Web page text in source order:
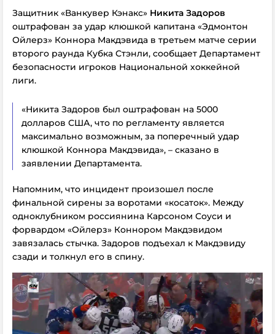
Защитник «Ванкувер Кэнакс» Никита Задоров
оштрафован за удар клюшкой капитана «Эдмонтон
Ойлерз» Коннора Макдэвида в третьем матче серии
второго раунда Кубка Стэнли, cообщает Департамент
безопасности игроков Национальной хоккейной
лиги.
«Никита Задоров был оштрафован на 5000
долларов США, что по регламенту является
максимально возможным, за поперечный удар
клюшкой Коннора Макдэвида», – сказано в
заявлении Департамента.
Напомним, что инцидент произошел после
финальной сирены за воротами «косаток». Между
одноклубником россиянина Карсоном Соуси и
форвардом «Ойлерз» Коннором Макдэвидом
завязалась стычка. Задоров подъехал к Макдэвиду
сзади и толкнул его в спину.